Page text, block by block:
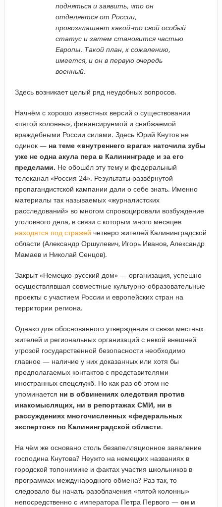
подняться и заявить, что он
отделяется от России,
провозглашает какой-то свой особый
статус и затем становится частью
Европы. Такой план, к сожалению,
имеется, и он в первую очередь
военный.
Здесь возникает целый ряд неудобных вопросов.
Начнём с хорошо известных версий о существовании
«пятой колонны», финансируемой и снабжаемой
враждебными России силами. Здесь Юрий Кнутов не
одинок — на теме «внутреннего врага» наточила зубы
уже не одна акула пера в Калининграде и за его
пределами. Не обошёл эту тему и федеральный
телеканал «Россия 24». Результаты развёрнутой
пропагандистской кампании дали о себе знать. Именно
материалы так называемых «журналистских
расследований» во многом спровоцировали возбуждение
уголовного дела, в связи с которым много месяцев
находятся под стражей четверо жителей Калининградской
области (Александр Оршулевич, Игорь Иванов, Александр
Мамаев и Николай Сенцов).
Закрыт «Немецко-русский дом» — организация, успешно
осуществлявшая совместные культурно-образовательные
проекты с участием России и европейских стран на
территории региона.
Однако для обоснованного утверждения о связи местных
жителей и региональных организаций с некой внешней
угрозой государственной безопасности необходимо
главное — наличие у них доказанных или хотя бы
предполагаемых контактов с представителями
иностранных спецслужб. Но как раз об этом не
упоминается ни в обвинениях следствия против
инакомыслящих, ни в репортажах СМИ, ни в
рассуждениях многочисленных «федеральных
экспертов» по Калининградской области.
На чём же основано столь безапелляционное заявление
господина Кнутова? Неужто на немецких названиях в
городской топонимике и фактах участия школьников в
программах международного обмена? Раз так, то
следовало бы начать разоблачения «пятой колонны»
непосредственно с императора Петра Первого — он и